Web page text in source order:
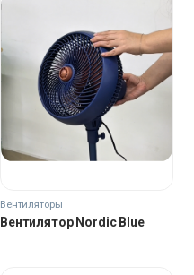
Вентиляторы
Вентилятор Nordic Blue